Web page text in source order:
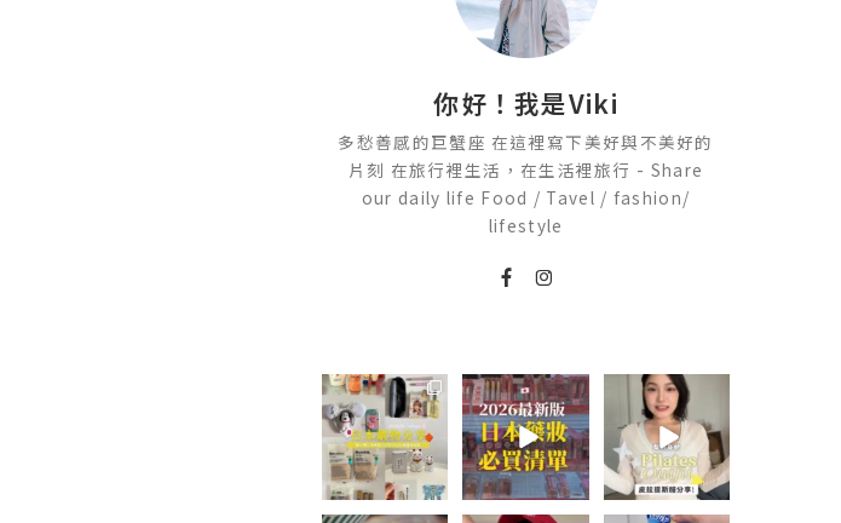
你好！我是Viki
多愁善感的巨蟹座 在這裡寫下美好與不美好的
片刻 在旅行裡生活，在生活裡旅行 - Share
our daily life Food / Tavel / fashion/
lifestyle
💭留言「免費」
傳日本藥妝店/百
貨/機場/Donki/
折價券給你...
609
60
2026🇯🇵日本藥
妝店必買什麼
日本最近紅什
麼？...
123
20
💭留言「美背」
傳🔗給你！
🏷️#吉推韓國
🇰🇷
...
49 20